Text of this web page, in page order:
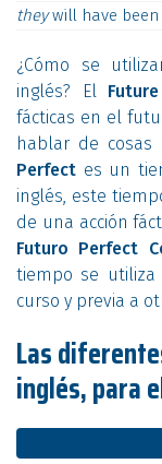
theywill have been
¿Cómo se
inglés? El Future
fácticas en el
hablar de
Perfect es un
inglés, este
de una acción
Futuro Perfect
tiempo se
curso y previa a
Las
inglés, para